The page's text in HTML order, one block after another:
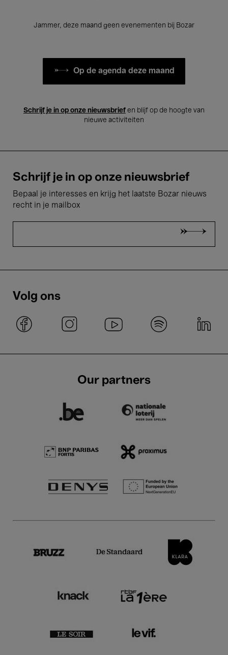
Jammer, deze maand geen evenementen bij Bozar
Op de agenda deze maand
Schrijf je in op onze nieuwsbrief en blijf op de hoogte van
nieuwe activiteiten
Schrijf je in op onze nieuwsbrief
Bepaal je interesses en krijg het laatste Bozar nieuws
recht in je mailbox
Volg ons
Our partners